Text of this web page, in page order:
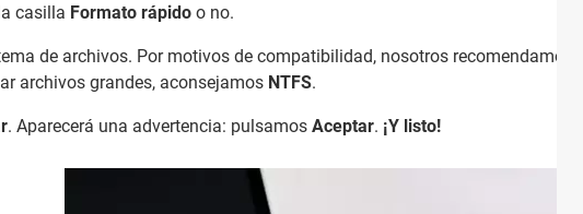
casilla Formato rápido o no.
de archivos. Por motivos de compatibilidad, nosotros recomendamos
archivos grandes, aconsejamos NTFS.
. Aparecerá una advertencia: pulsamos Aceptar. ¡Y listo!